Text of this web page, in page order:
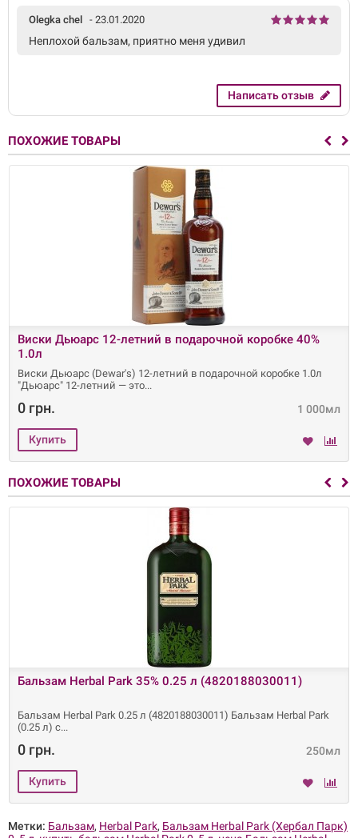
Olegka chel - 23.01.2020
Неплохой бальзам, приятно меня удивил
Написать отзыв
ПОХОЖИЕ ТОВАРЫ
Виски Дьюарс 12-летний в подарочной коробке 40%
1.0л
Виски Дьюарс (Dewar's) 12-летний в подарочной коробке 1.0л
"Дьюарс" 12-летний — это
1 000мл
0 грн.
ПОХОЖИЕ ТОВАРЫ
Бальзам Herbal Park 35% 0.25 л (4820188030011)
Бальзам Herbal Park 0.25 л (4820188030011) Бальзам Herbal Park
(0.25 л) с
250мл
0 грн.
Метки: Бальзам, Herbal Park, Бальзам Herbal Park (Хербал Парк)